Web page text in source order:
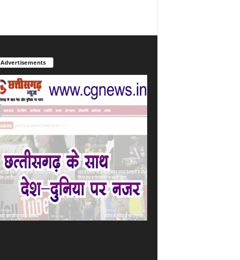
Advertisements